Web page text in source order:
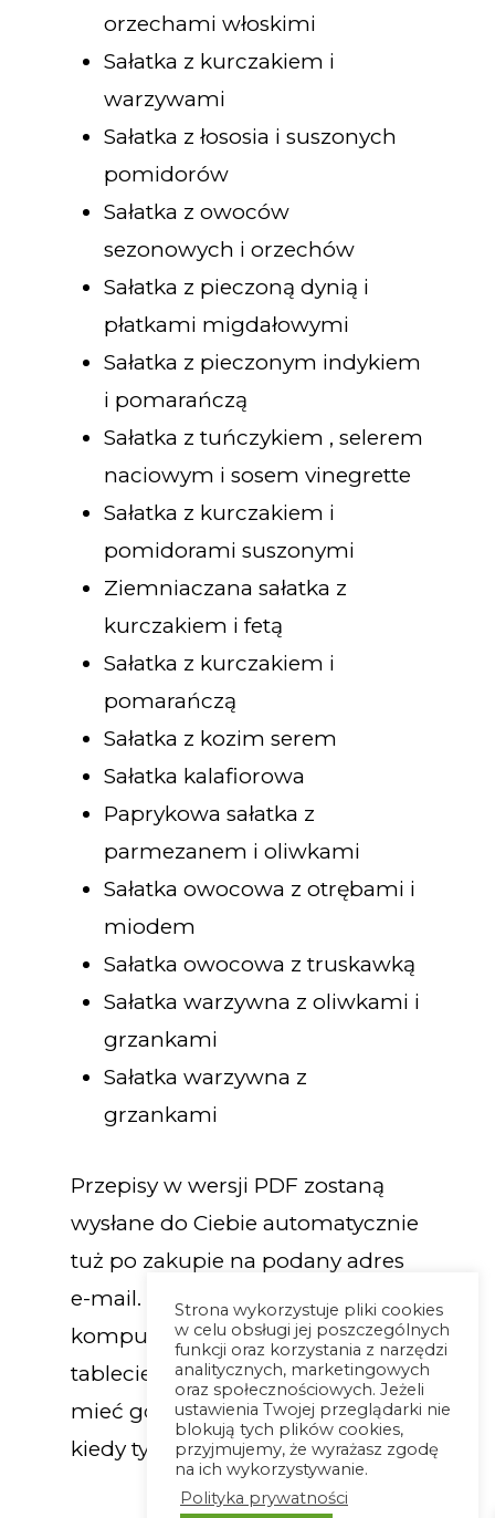
orzechami włoskimi
Sałatka z kurczakiem i
warzywami
Sałatka z łososia i suszonych
pomidorów
Sałatka z owoców
sezonowych i orzechów
Sałatka z pieczoną dynią i
płatkami migdałowymi
Sałatka z pieczonym indykiem
i pomarańczą
Sałatka z tuńczykiem , selerem
naciowym i sosem vinegrette
Sałatka z kurczakiem i
pomidorami suszonymi
Ziemniaczana sałatka z
kurczakiem i fetą
Sałatka z kurczakiem i
pomarańczą
Sałatka z kozim serem
Sałatka kalafiorowa
Paprykowa sałatka z
parmezanem i oliwkami
Sałatka owocowa z otrębami i
miodem
Sałatka owocowa z truskawką
Sałatka warzywna z oliwkami i
grzankami
Sałatka warzywna z
grzankami
Przepisy w wersji PDF zostaną
wysłane do Ciebie automatycznie
tuż po zakupie na podany adres
e-mail. Otworzysz go na
komputerze, telefonie oraz
tablecie, dzięki czemu możesz
mieć go już zawsze przy sobie,
kiedy tylko go potrzebujesz!
Strona wykorzystuje pliki cookies
w celu obsługi jej poszczególnych
funkcji oraz korzystania z narzędzi
analitycznych, marketingowych
oraz społecznościowych. Jeżeli
ustawienia Twojej przeglądarki nie
blokują tych plików cookies,
przyjmujemy, że wyrażasz zgodę
na ich wykorzystywanie.
Polityka prywatności